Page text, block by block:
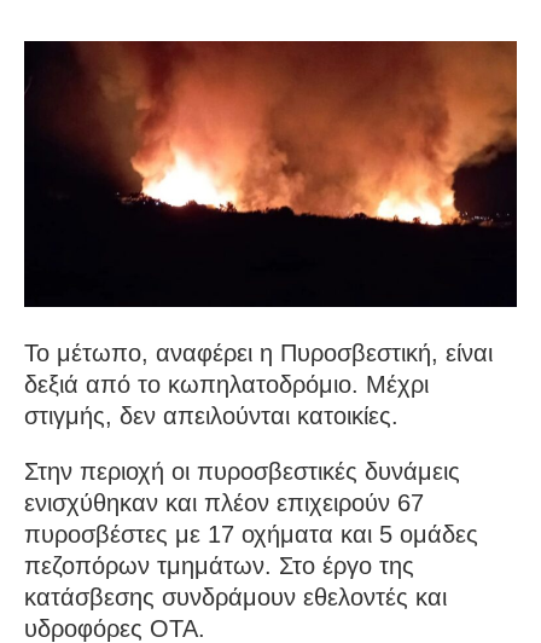
Το μέτωπο, αναφέρει η Πυροσβεστική, είναι
δεξιά από το κωπηλατοδρόμιο. Μέχρι
στιγμής, δεν απειλούνται κατοικίες.
Στην περιοχή οι πυροσβεστικές δυνάμεις
ενισχύθηκαν και πλέον επιχειρούν 67
πυροσβέστες με 17 οχήματα και 5 ομάδες
πεζοπόρων τμημάτων. Στο έργο της
κατάσβεσης συνδράμουν εθελοντές και
υδροφόρες ΟΤΑ.